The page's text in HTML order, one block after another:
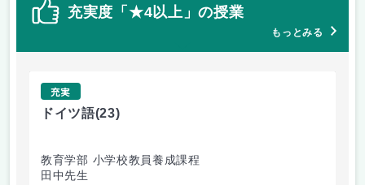
充実度「★4以上」の授業
もっとみる
充実
ドイツ語(23)
教育学部 小学校教員養成課程
田中先生